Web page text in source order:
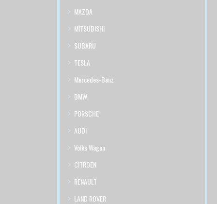
MAZDA
MITSUBISHI
SUBARU
TESLA
Mercedes-Benz
BMW
PORSCHE
AUDI
Volks Wagen
CITROEN
RENAULT
LAND ROVER